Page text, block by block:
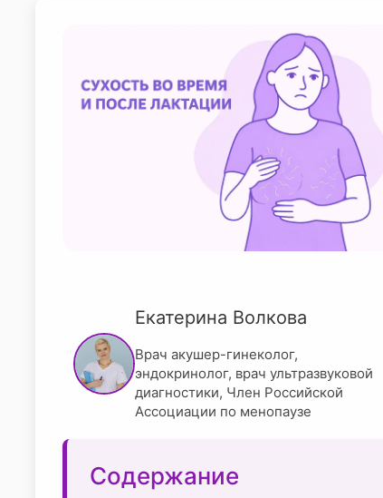
Екатерина Волкова
Врач акушер-гинеколог,
эндокринолог, врач ультразвуковой
диагностики, Член Российской
Ассоциации по менопаузе
Содержание